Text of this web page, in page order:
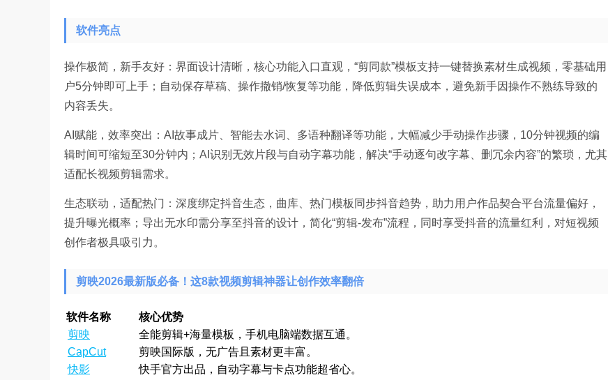
软件亮点
操作极简，新手友好：界面设计清晰，核心功能入口直观，“剪同款”模板支持一键替换素材生成视频，零基础用
户5分钟即可上手；自动保存草稿、操作撤销/恢复等功能，降低剪辑失误成本，避免新手因操作不熟练导致的
内容丢失。
AI赋能，效率突出：AI故事成片、智能去水词、多语种翻译等功能，大幅减少手动操作步骤，10分钟视频的编
辑时间可缩短至30分钟内；AI识别无效片段与自动字幕功能，解决“手动逐句改字幕、删冗余内容”的繁琐，尤其
适配长视频剪辑需求。
生态联动，适配热门：深度绑定抖音生态，曲库、热门模板同步抖音趋势，助力用户作品契合平台流量偏好，
提升曝光概率；导出无水印需分享至抖音的设计，简化“剪辑-发布”流程，同时享受抖音的流量红利，对短视频
创作者极具吸引力。
剪映2026最新版必备！这8款视频剪辑神器让创作效率翻倍
软件名称
核心优势
剪映
全能剪辑+海量模板，手机电脑端数据互通。
CapCut
剪映国际版，无广告且素材更丰富。
快影
快手官方出品，自动字幕与卡点功能超省心。